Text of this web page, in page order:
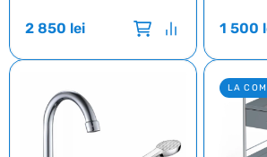
2 850 lei 1 500
LA